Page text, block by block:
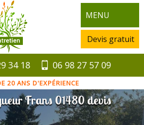
MENU
Devis gratuit
34 18 06 98 27 57 09
20 ANS D'EXPÉRIENCE
Frans 01480 devis